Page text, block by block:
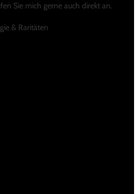
Sie mich gerne auch direkt an.
& Raritäten